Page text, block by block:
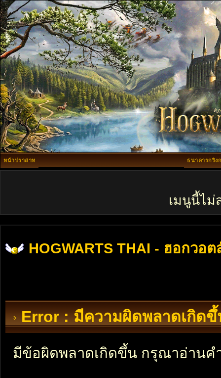
หน้าปราสาท ธนาคารกริง
เมนูนี้ไม่
HOGWARTS THAI - ฮอกวอต
Error : มีความผิดพลาดเกิดขึ้
มีข้อผิดพลาดเกิดขึ้น กรุณาอ่านค